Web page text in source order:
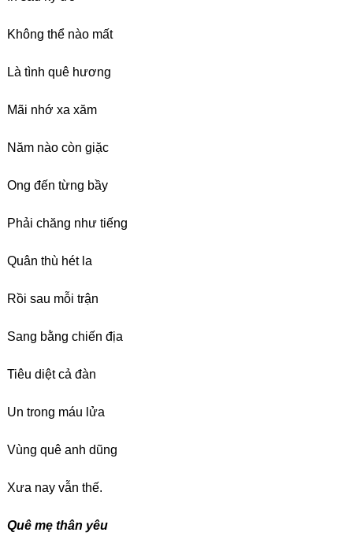
Không thể nào mất
Là tình quê hương
Mãi nhớ xa xăm
Năm nào còn giặc
Ong đến từng bầy
Phải chăng như tiếng
Quân thù hét la
Rồi sau mỗi trận
Sang bằng chiến địa
Tiêu diệt cả đàn
Un trong máu lửa
Vùng quê anh dũng
Xưa nay vẫn thế.
Quê mẹ thân yêu